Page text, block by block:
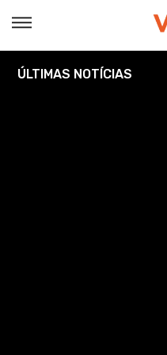
ÚLTIMAS NOTÍCIAS